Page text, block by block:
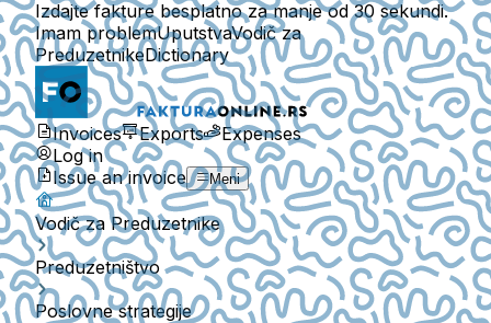
Izdajte fakture besplatno za manje od 30 sekundi.
Imam problemUputstvaVodič za
PreduzetnikeDictionary
Invoices Exports
Expenses
Log in
Issue an invoice
Meni
Vodič za Preduzetnike
Preduzetništvo
Poslovne strategije